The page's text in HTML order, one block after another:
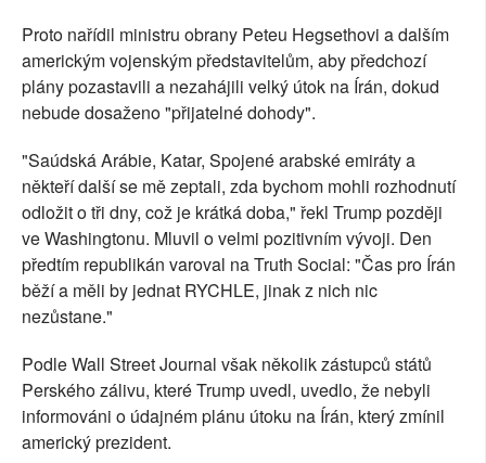
Proto nařídil ministru obrany Peteu Hegsethovi a dalším
americkým vojenským představitelům, aby předchozí
plány pozastavili a nezahájili velký útok na Írán, dokud
nebude dosaženo "přijatelné dohody".
"Saúdská Arábie, Katar, Spojené arabské emiráty a
někteří další se mě zeptali, zda bychom mohli rozhodnutí
odložit o tři dny, což je krátká doba," řekl Trump později
ve Washingtonu. Mluvil o velmi pozitivním vývoji. Den
předtím republikán varoval na Truth Social: "Čas pro Írán
běží a měli by jednat RYCHLE, jinak z nich nic
nezůstane."
Podle Wall Street Journal však několik zástupců států
Perského zálivu, které Trump uvedl, uvedlo, že nebyli
informováni o údajném plánu útoku na Írán, který zmínil
americký prezident.